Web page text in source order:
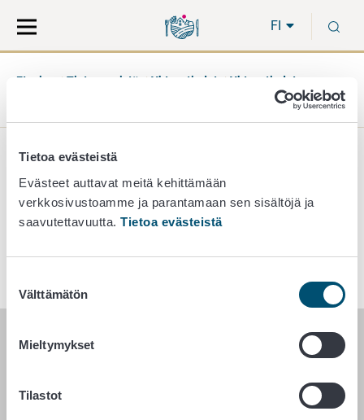
Tietoa evästeistä
Evästeet auttavat meitä kehittämään
verkkosivustoamme ja parantamaan sen sisältöjä ja
saavutettavuutta. Tietoa evästeistä
valinta
Välttämätön
Mieltymykset
Tilastot
suoraan
sisältöön
koko
sivuston
FI
Etusivu Tietoa meistä Yhteystiedot
Yhteystiedot -
Koulujakelutuet
koulujakelu@ruokavirasto.fi
RUOKAVIRASTO
PL 100